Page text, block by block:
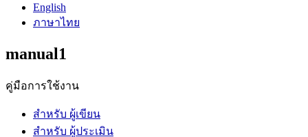
English
ภาษาไทย
manual1
คู่มือการใช้งาน
สำหรับ ผู้เขียน
สำหรับ ผู้ประเมิน